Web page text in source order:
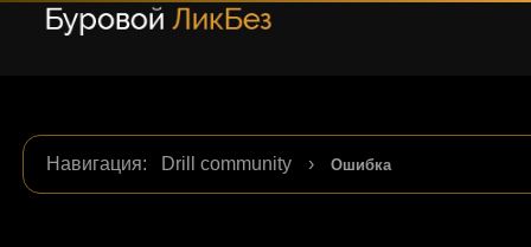
Навигация: Drill community › Ошибка